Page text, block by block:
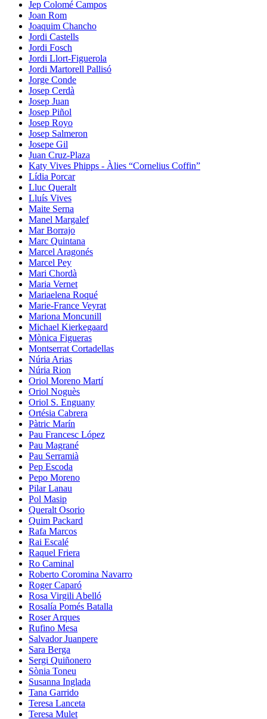
Jep Colomé Campos
Joan Rom
Joaquim Chancho
Jordi Castells
Jordi Fosch
Jordi Llort-Figuerola
Jordi Martorell Pallisó
Jorge Conde
Josep Cerdà
Josep Juan
Josep Piñol
Josep Royo
Josep Salmeron
Josepe Gil
Juan Cruz-Plaza
Katy Vives Phipps - Àlies “Cornelius Coffin”
Lídia Porcar
Lluc Queralt
Lluís Vives
Maite Serna
Manel Margalef
Mar Borrajo
Marc Quintana
Marcel Aragonés
Marcel Pey
Mari Chordà
Maria Vernet
Mariaelena Roqué
Marie-France Veyrat
Mariona Moncunill
Michael Kierkegaard
Mònica Figueras
Montserrat Cortadellas
Núria Arias
Núria Rion
Oriol Moreno Martí
Oriol Noguès
Oriol S. Enguany
Ortésia Cabrera
Pàtric Marín
Pau Francesc López
Pau Magrané
Pau Serramià
Pep Escoda
Pepo Moreno
Pilar Lanau
Pol Masip
Queralt Osorio
Quim Packard
Rafa Marcos
Rai Escalé
Raquel Friera
Ro Caminal
Roberto Coromina Navarro
Roger Caparó
Rosa Virgili Abelló
Rosalía Pomés Batalla
Roser Arques
Rufino Mesa
Salvador Juanpere
Sara Berga
Sergi Quiñonero
Sònia Toneu
Susanna Inglada
Tana Garrido
Teresa Lanceta
Teresa Mulet